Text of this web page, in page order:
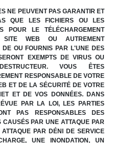
NE PEUVENT PAS GARANTIR ET
QUE LES FICHIERS OU LES
POUR LE TÉLÉCHARGEMENT
WEB OU AUTREMENT
OU FOURNIS PAR L'UNE DES
EXEMPTS DE VIRUS OU
VOUS ÊTES
RESPONSABLE DE VOTRE
ET DE LA SÉCURITÉ DE VOTRE
ET DE VOS DONNÉES. DANS
PAR LA LOI, LES PARTIES
PAS RESPONSABLES DES
CAUSÉS PAR UNE ATTAQUE PAR
PAR DÉNI DE SERVICE
UNE INONDATION, UN